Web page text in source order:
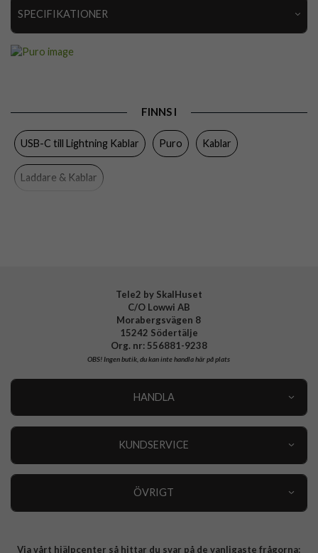
SPECIFIKATIONER
Material
FINNS I
USB-C till Lightning Kablar Puro Kablar
Laddare & Kablar
Tele2 by SkalHuset
C/O Lowwi AB
Morabergsvägen 8
15242 Södertälje
Org. nr: 556881-9238
OBS!Ingen butik, du kan inte handla här på plats
HANDLA
KUNDSERVICE
ÖVRIGT
Integritetspolicy
Via vårt hjälpcenter så hittar du svar på de vanligaste frågorna: